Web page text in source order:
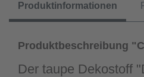
Produktinformationen
Produktbeschreibung
Der taupe Dekostoff